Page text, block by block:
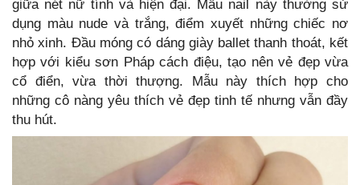
giữa nét nữ tính và hiện đại. Mẫu nail này thường sử
dụng màu nude và trắng, điểm xuyết những chiếc nơ
nhỏ xinh. Đầu móng có dáng giày ballet thanh thoát, kết
hợp với kiểu sơn Pháp cách điệu, tạo nên vẻ đẹp vừa
cổ điển, vừa thời thượng. Mẫu này thích hợp cho
những cô nàng yêu thích vẻ đẹp tinh tế nhưng vẫn đầy
thu hút.